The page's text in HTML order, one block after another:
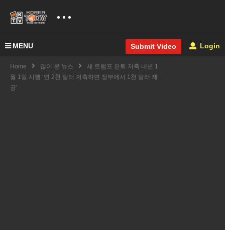
MENU Submit Video Login
Home 많이 본 뉴스
새 트럼프 은퇴 저축 내년 1
월 1일 시행 ‘연 2천 달러 저축하면 정부에서 1천 달러 제
공'